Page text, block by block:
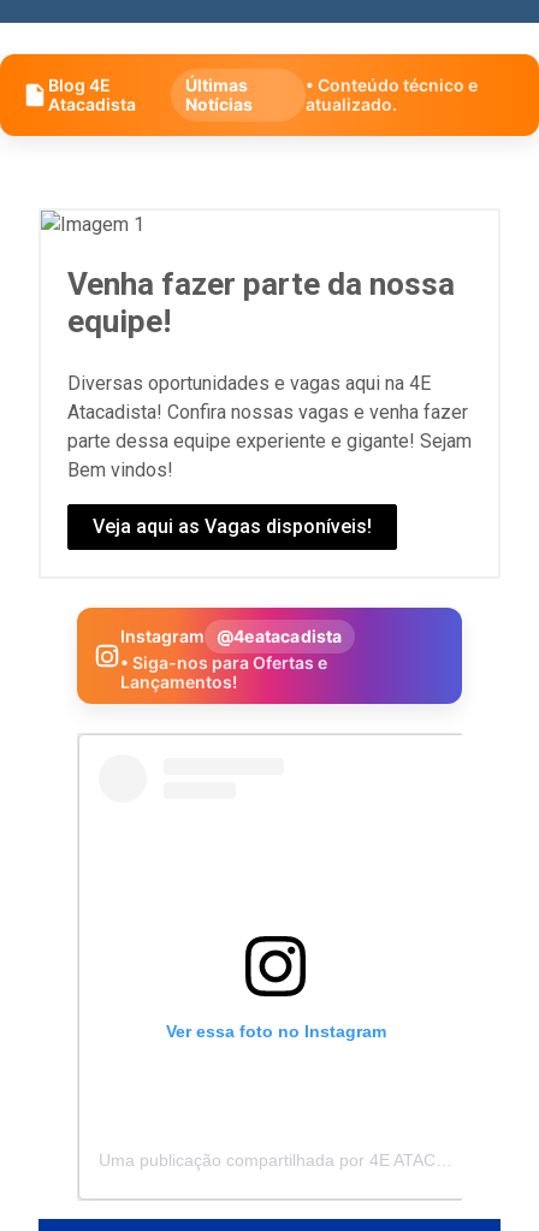
Blog 4E
Atacadista
Últimas
Notícias
• Conteúdo técnico e
atualizado.
Venha fazer parte da nossa
equipe!
Diversas oportunidades e vagas aqui na 4E
Atacadista! Confira nossas vagas e venha fazer
parte dessa equipe experiente e gigante! Sejam
Bem vindos!
Veja aqui as Vagas disponíveis!
Instagram
@4eatacadista
• Siga-nos para Ofertas e
Lançamentos!
Ver essa foto no Instagram